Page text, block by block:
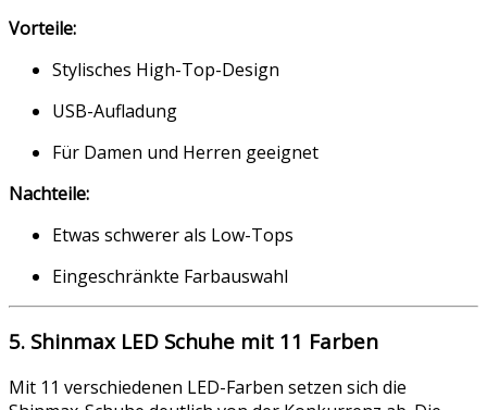
Vorteile:
Stylisches High-Top-Design
USB-Aufladung
Für Damen und Herren geeignet
Nachteile:
Etwas schwerer als Low-Tops
Eingeschränkte Farbauswahl
5. Shinmax LED Schuhe mit 11 Farben
Mit 11 verschiedenen LED-Farben setzen sich die